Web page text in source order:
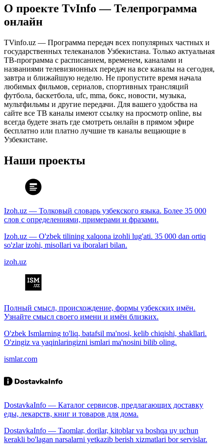
О проекте TvInfo — Телепрограмма
онлайн
TVinfo.uz — Программа передач всех популярных частных и
государственных телеканалов Узбекистана. Только актуальная
ТВ-программа с расписанием, временем, каналами и
названиями телевизионных передач на все каналы на сегодня,
завтра и ближайшую неделю. Не пропустите время начала
любимых фильмов, сериалов, спортивных трансляций
футбола, баскетбола, ufc, mma, бокс, новости, музыка,
мультфильмы и другие передачи. Для вашего удобства на
сайте все ТВ каналы имеют ссылку на просмотр online, вы
всегда будете знать где смотреть онлайн в прямом эфире
бесплатно или платно лучшие тв каналы вещающие в
Узбекистане.
Наши проекты
Izoh.uz — Толковый словарь узбекского языка. Более 35 000
слов с определениями, примерами и фразами.
Izoh.uz — O'zbek tilining xalqona izohli lug'ati. 35 000 dan ortiq
so'zlar izohi, misollari va iboralari bilan.
izoh.uz
Полный смысл, происхождение, формы узбекских имён.
Узнайте смысл своего имени и имён близких.
O'zbek Ismlarning to'liq, batafsil ma'nosi, kelib chiqishi, shakllari.
O'zingiz va yaqinlaringizni ismlari ma'nosini bilib oling.
ismlar.com
DostavkaInfo — Каталог сервисов, предлагающих доставку
еды, лекарств, книг и товаров для дома.
DostavkaInfo — Taomlar, dorilar, kitoblar va boshqa uy uchun
kerakli bo'lagan narsalarni yetkazib berish xizmatlari bor servislar.